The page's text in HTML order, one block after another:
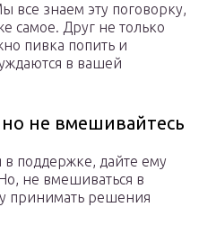
все знаем эту поговорку,
самое. Друг не только
пивка попить и
в вашей
не вмешивайтесь
в поддержке, дайте ему
не вмешиваться в
принимать решения